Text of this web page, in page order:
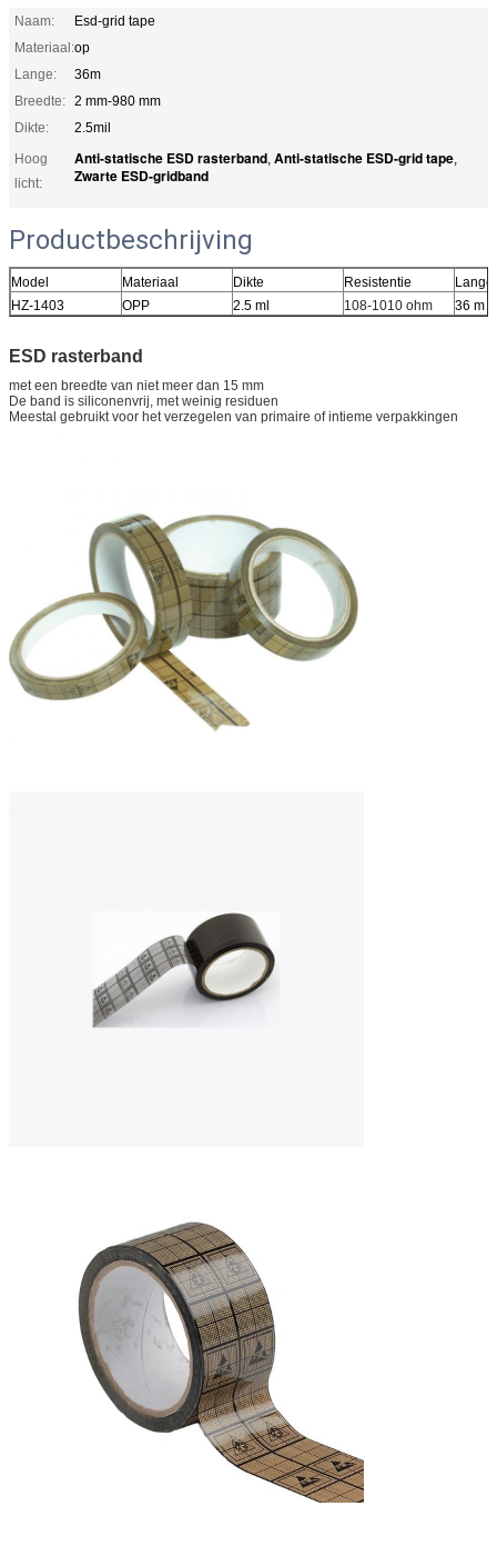
Naam:
Esd-grid tape
Materiaal:op
Lange:
36m
Breedte: 2 mm-980 mm
Dikte:
2.5mil
Hoog
licht:
Anti-statische ESD rasterband, Anti-statische ESD-grid tape,
Zwarte ESD-gridband
Productbeschrijving
Model Materiaal Dikte Resistentie
Lange
HZ-1403
OPP 2.5 ml 108-1010 ohm 36 m
ESD rasterband
met een breedte van niet meer dan 15 mm
De band is siliconenvrij, met weinig residuen
Meestal gebruikt voor het verzegelen van primaire of intieme verpakkingen